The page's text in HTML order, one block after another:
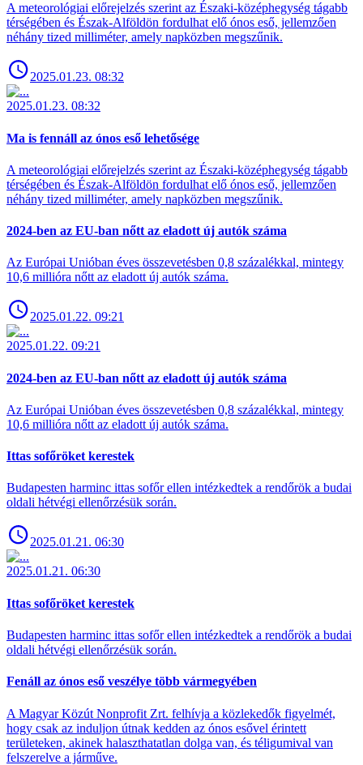
A meteorológiai előrejelzés szerint az Északi-középhegység tágabb
térségében és Észak-Alföldön fordulhat elő ónos eső, jellemzően
néhány tized milliméter, amely napközben megszűnik.
2025.01.23. 08:32
2025.01.23. 08:32
Ma is fennáll az ónos eső lehetősége
A meteorológiai előrejelzés szerint az Északi-középhegység tágabb
térségében és Észak-Alföldön fordulhat elő ónos eső, jellemzően
néhány tized milliméter, amely napközben megszűnik.
2024-ben az EU-ban nőtt az eladott új autók száma
Az Európai Unióban éves összevetésben 0,8 százalékkal, mintegy
10,6 millióra nőtt az eladott új autók száma.
2025.01.22. 09:21
2025.01.22. 09:21
2024-ben az EU-ban nőtt az eladott új autók száma
Az Európai Unióban éves összevetésben 0,8 százalékkal, mintegy
10,6 millióra nőtt az eladott új autók száma.
Ittas sofőröket kerestek
Budapesten harminc ittas sofőr ellen intézkedtek a rendőrök a budai
oldali hétvégi ellenőrzésük során.
2025.01.21. 06:30
2025.01.21. 06:30
Ittas sofőröket kerestek
Budapesten harminc ittas sofőr ellen intézkedtek a rendőrök a budai
oldali hétvégi ellenőrzésük során.
Fenáll az ónos eső veszélye több vármegyében
A Magyar Közút Nonprofit Zrt. felhívja a közlekedők figyelmét,
hogy csak az induljon útnak kedden az ónos esővel érintett
területeken, akinek halaszthatatlan dolga van, és téligumival van
felszerelve a járműve.